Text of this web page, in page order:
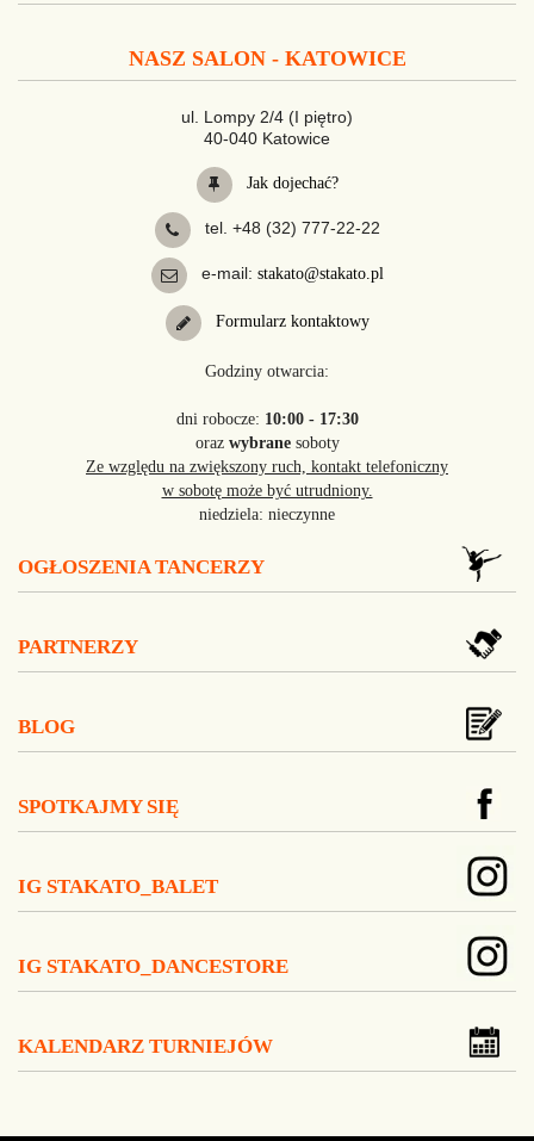
NASZ SALON - KATOWICE
ul. Lompy 2/4 (I piętro)
40-040 Katowice
Jak dojechać?
tel. +48 (32) 777-22-22
e-mail: stakato@stakato.pl
Formularz kontaktowy
Godziny otwarcia:
dni robocze: 10:00 - 17:30
oraz wybranesoboty
Ze względu na zwiększony ruch, kontakt telefoniczny
w sobotę może być utrudniony.
niedziela: nieczynne
OGŁOSZENIA TANCERZY
PARTNERZY
BLOG
SPOTKAJMY SIĘ
IG STAKATO_BALET
IG STAKATO_DANCESTORE
KALENDARZ TURNIEJÓW